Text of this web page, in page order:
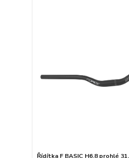
Řídítka F BASIC H6.8 prohlé